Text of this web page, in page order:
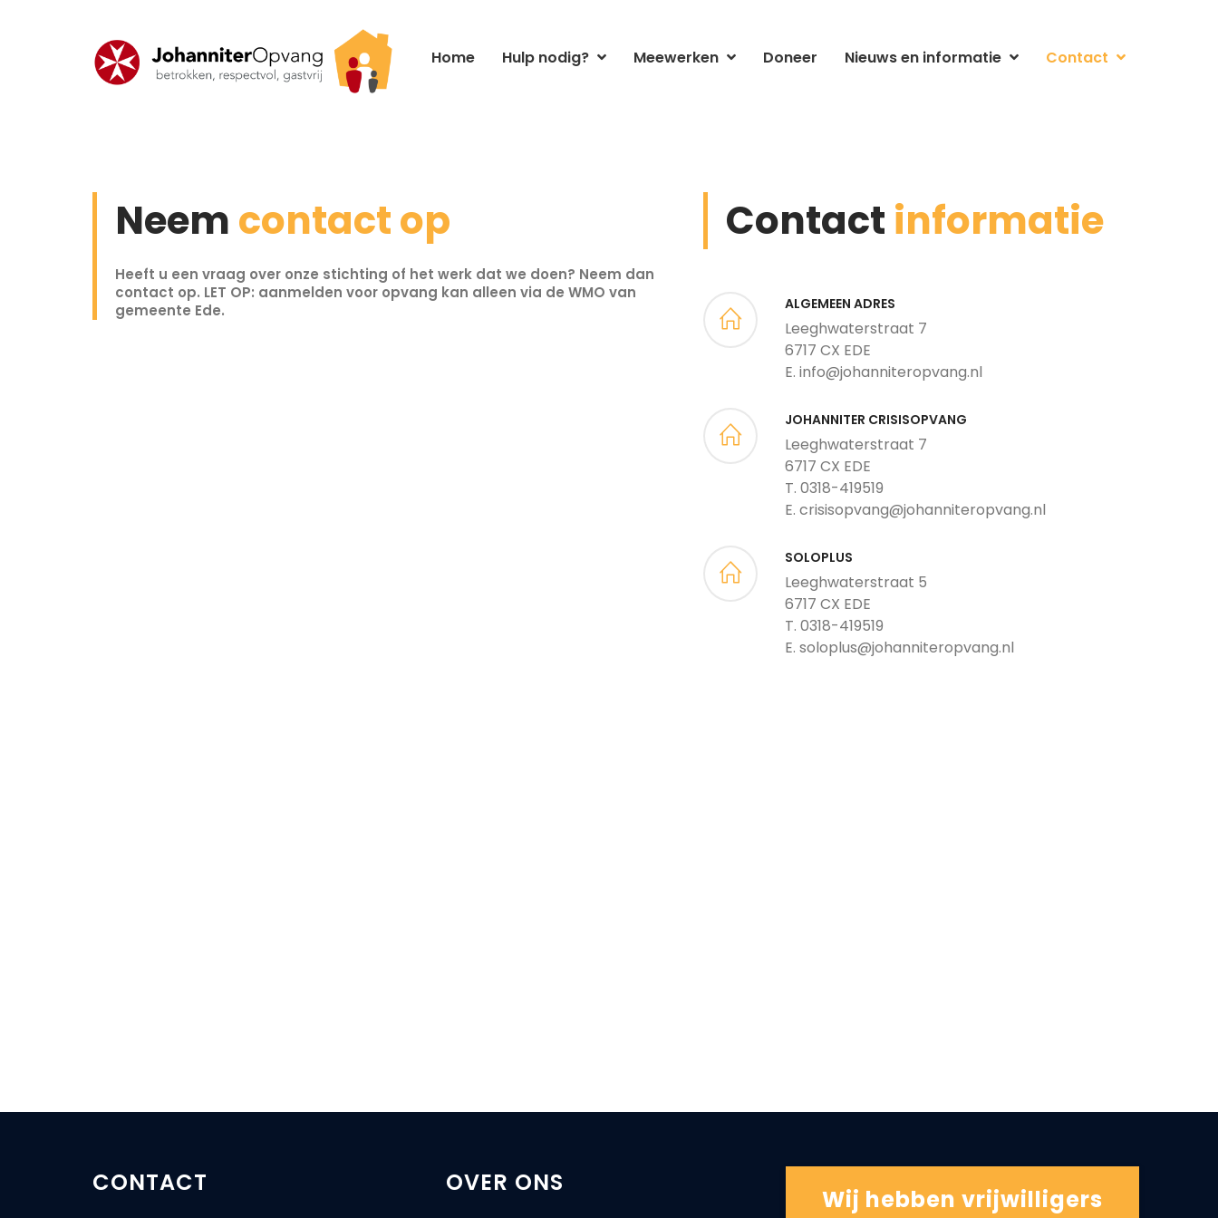
Home Hulp nodig? Meewerken Doneer Nieuws en informatie Contact
Neem contact op
Heeft u een vraag over onze stichting of het werk dat we doen? Neem dan
contact op. LET OP: aanmelden voor opvang kan alleen via de WMO van
gemeente Ede.
Contact informatie
ALGEMEEN ADRES
Leeghwaterstraat 7
6717 CX EDE
E. info@johanniteropvang.nl
JOHANNITER CRISISOPVANG
Leeghwaterstraat 7
6717 CX EDE
T. 0318-419519
E. crisisopvang@johanniteropvang.nl
SOLOPLUS
Leeghwaterstraat 5
6717 CX EDE
T. 0318-419519
E. soloplus@johanniteropvang.nl
CONTACT OVER ONS
Wij hebben vrijwilligers